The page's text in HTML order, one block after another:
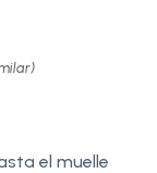
el muelle